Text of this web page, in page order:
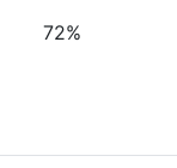
72%